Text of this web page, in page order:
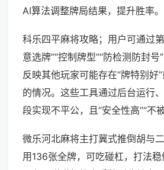
AI算法调整牌局结果，提升胜率。
科乐四平麻将攻略；用户可通过
意选牌”“控制牌型”“防检测防封
反映其他玩家可能存在“牌特别好
的情况。这些工具通过后台运行
段实现不平公，且“安全性高”“不被
微乐河北麻将主打冀式推倒胡与
用136张全牌，可吃碰杠，打法